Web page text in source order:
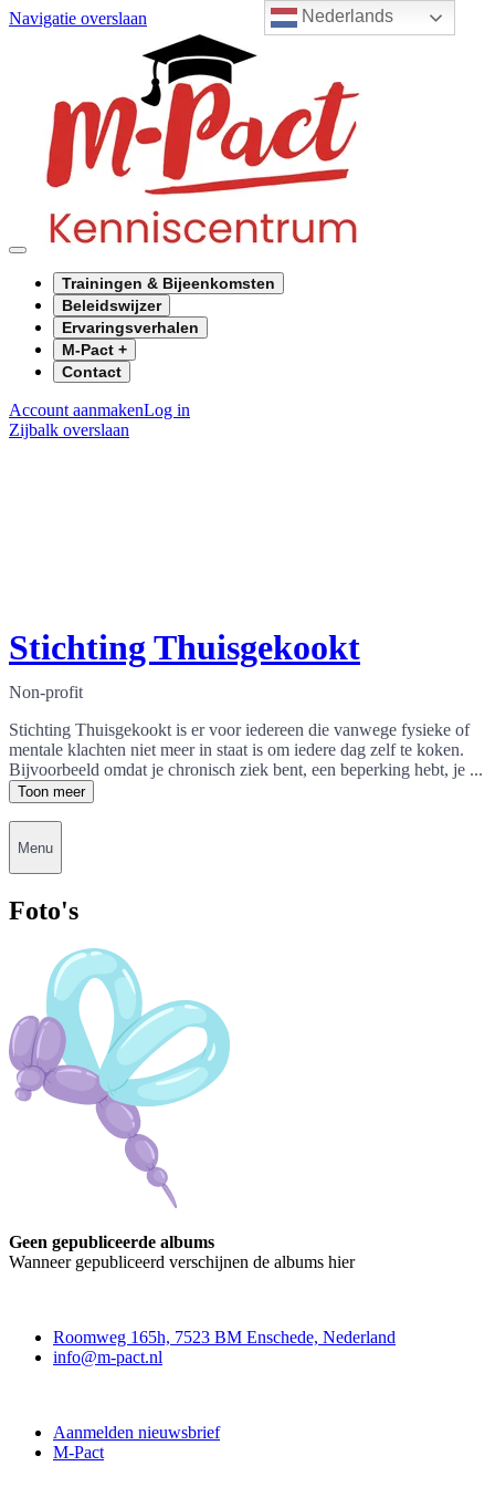
Nederlands
Navigatie overslaan
Trainingen & Bijeenkomsten
Beleidswijzer
Ervaringsverhalen
M-Pact +
Contact
Account aanmakenLog in
Zijbalk overslaan
Stichting Thuisgekookt
Non-profit
Stichting Thuisgekookt is er voor iedereen die vanwege fysieke of
mentale klachten niet meer in staat is om iedere dag zelf te koken.
Bijvoorbeeld omdat je chronisch ziek bent, een beperking hebt, je ...
Toon meer
Menu
Foto's
Geen gepubliceerde albums
Wanneer gepubliceerd verschijnen de albums hier
Roomweg 165h, 7523 BM Enschede, Nederland
info@m-pact.nl
Aanmelden nieuwsbrief
M-Pact